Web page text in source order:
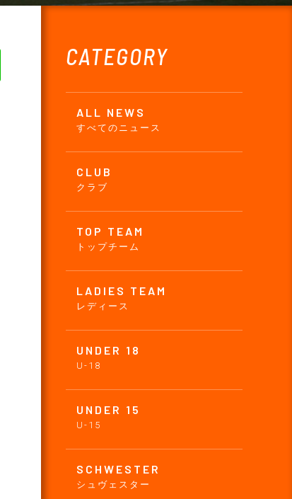
CATEGORY
ALL NEWS
すべてのニュース
CLUB
クラブ
TOP TEAM
トップチーム
LADIES TEAM
レディース
UNDER 18
U-18
UNDER 15
U-15
SCHWESTER
シュヴェスター